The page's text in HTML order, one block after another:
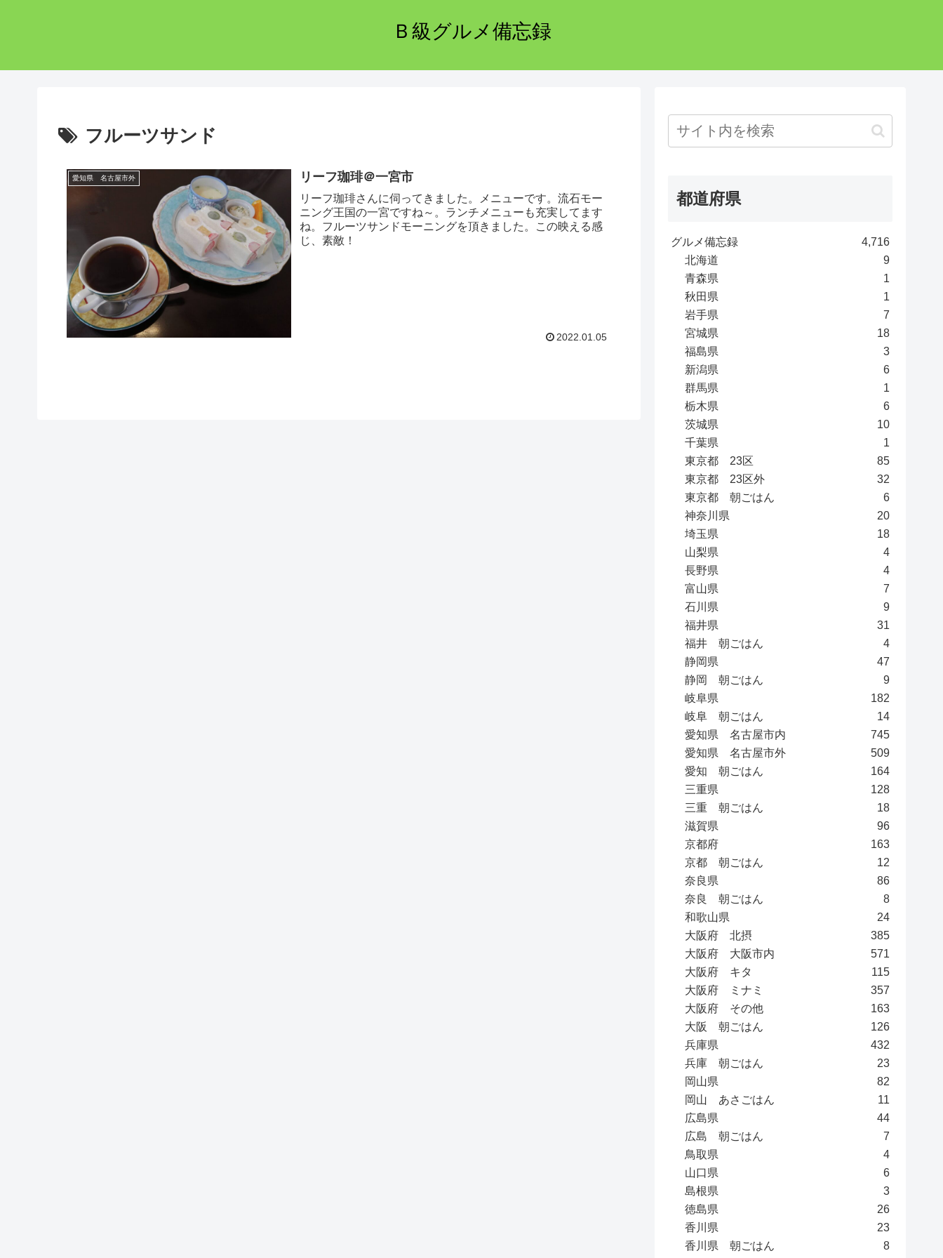
Ｂ級グルメ備忘録
フルーツサンド
愛知県 名古屋市外 リーフ珈琲＠一宮市
リーフ珈琲さんに伺ってきました。メニューです。流石モー
ニング王国の一宮ですね～。ランチメニューも充実してます
ね。フルーツサンドモーニングを頂きました。この映える感
じ、素敵！
2022.01.05
都道府県
グルメ備忘録
4,716
北海道
9
青森県
1
秋田県
1
岩手県
7
宮城県
18
福島県
3
新潟県
6
群馬県
1
栃木県
6
茨城県
10
千葉県
1
東京都 23区
85
東京都 23区外
32
東京都 朝ごはん
6
神奈川県
20
埼玉県
18
山梨県
4
長野県
4
富山県
7
石川県
9
福井県
31
福井 朝ごはん
4
静岡県
47
静岡 朝ごはん
9
岐阜県
182
岐阜 朝ごはん
14
愛知県 名古屋市内
745
愛知県 名古屋市外
509
愛知 朝ごはん
164
三重県
128
三重 朝ごはん
18
滋賀県
96
京都府
163
京都 朝ごはん
12
奈良県
86
奈良 朝ごはん
8
和歌山県
24
大阪府 北摂
385
大阪府 大阪市内
571
大阪府 キタ
115
大阪府 ミナミ
357
大阪府 その他
163
大阪 朝ごはん
126
兵庫県
432
兵庫 朝ごはん
23
岡山県
82
岡山 あさごはん
11
広島県
44
広島 朝ごはん
7
鳥取県
4
山口県
6
島根県
3
徳島県
26
香川県
23
香川県 朝ごはん
8